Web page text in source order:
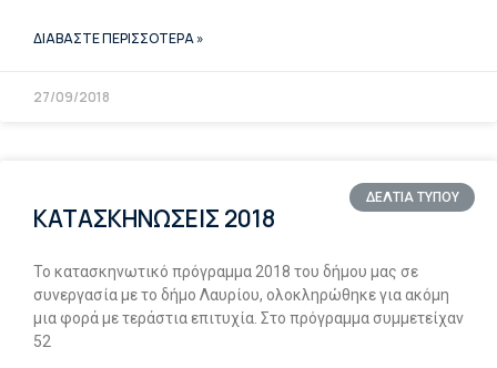
ΔΙΑΒΑΣΤΕ ΠΕΡΙΣΣΟΤΕΡΑ »
27/09/2018
ΔΕΛΤΙΑ ΤΥΠΟΥ
ΚΑΤΑΣΚΗΝΩΣΕΙΣ 2018
Το κατασκηνωτικό πρόγραμμα 2018 του δήμου μας σε
συνεργασία με το δήμο Λαυρίου, ολοκληρώθηκε για ακόμη
μια φορά με τεράστια επιτυχία. Στο πρόγραμμα συμμετείχαν
52